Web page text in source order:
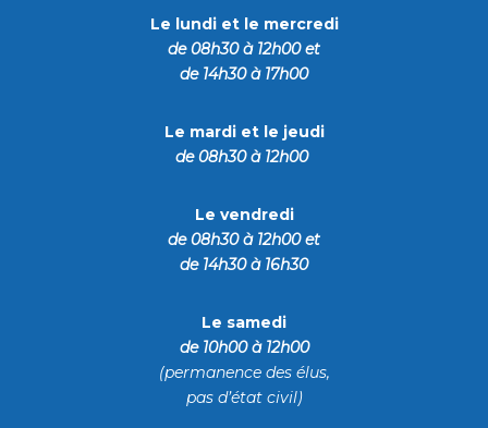
Le lundi et le mercredi
de 08h30 à 12h00et
de 14h30 à 17h00
Le mardi et le jeudi
de 08h30 à 12h00
Le vendredi
de 08h30 à 12h00 et
de 14h30 à 16h30
Le samedi
de 10h00 à 12h00
(permanence des élus,
pas d’état civil)